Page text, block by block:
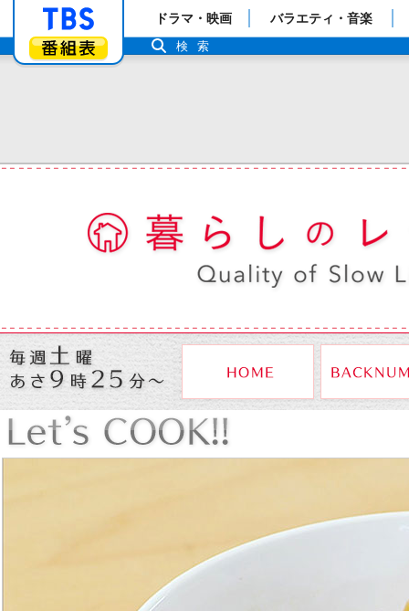
「TBSテレビ」トップページ
番組表
ドラマ・映画 バラエティ・音楽
検索